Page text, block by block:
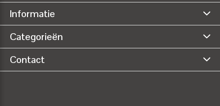
Informatie
Categorieën
Contact